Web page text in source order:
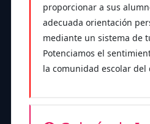
proporcionar a sus
adecuada orientación
mediante un sistema de
Potenciamos el
la comunidad escolar del